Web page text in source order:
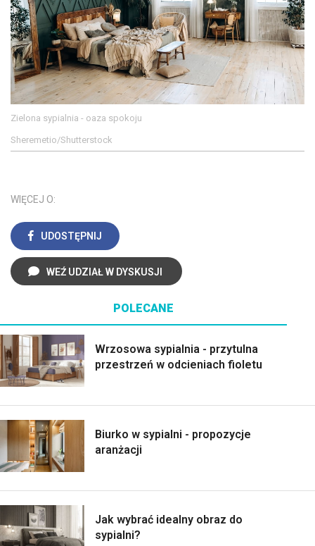
Zielona sypialnia - oaza spokoju
Sheremetio/Shutterstock
WIĘCEJ O:
UDOSTĘPNIJ
WEŹ UDZIAŁ W DYSKUSJI
POLECANE
Wrzosowa sypialnia - przytulna
przestrzeń w odcieniach fioletu
Biurko w sypialni - propozycje
aranżacji
Jak wybrać idealny obraz do
sypialni?